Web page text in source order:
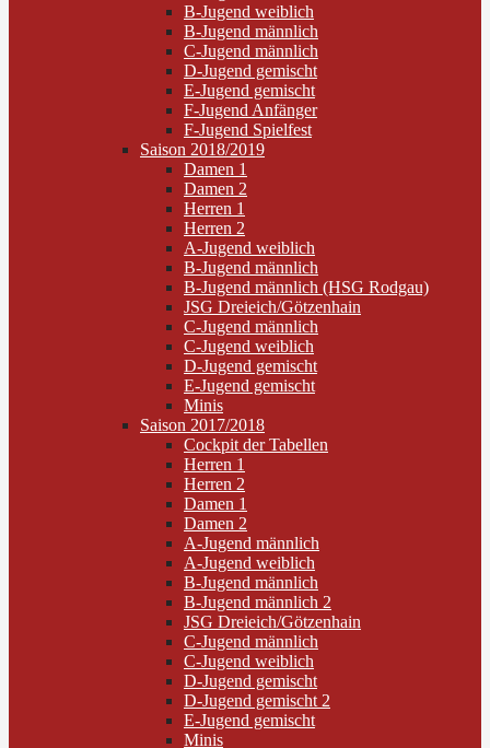
B-Jugend weiblich
B-Jugend männlich
C-Jugend männlich
D-Jugend gemischt
E-Jugend gemischt
F-Jugend Anfänger
F-Jugend Spielfest
Saison 2018/2019
Damen 1
Damen 2
Herren 1
Herren 2
A-Jugend weiblich
B-Jugend männlich
B-Jugend männlich (HSG Rodgau)
JSG Dreieich/Götzenhain
C-Jugend männlich
C-Jugend weiblich
D-Jugend gemischt
E-Jugend gemischt
Minis
Saison 2017/2018
Cockpit der Tabellen
Herren 1
Herren 2
Damen 1
Damen 2
A-Jugend männlich
A-Jugend weiblich
B-Jugend männlich
B-Jugend männlich 2
JSG Dreieich/Götzenhain
C-Jugend männlich
C-Jugend weiblich
D-Jugend gemischt
D-Jugend gemischt 2
E-Jugend gemischt
Minis